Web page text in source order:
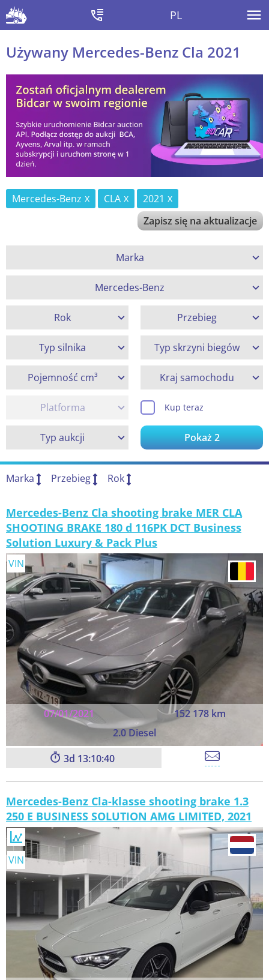
PL
Używany Mercedes-Benz Cla 2021
Mercedes-Benz CLA
2021
Zapisz się na aktualizacje
Marka
Mercedes-Benz
Rok Przebieg
Typ silnika Typ skrzyni biegów
Pojemność cm³ Kraj samochodu
Platforma Kup teraz
Typ aukcji Pokaż2
Marka Przebieg Rok
Mercedes-Benz Cla shooting brake MER CLA
SHOOTING BRAKE 180 d 116PK DCT Business
Solution Luxury & Pack Plus
07/01/2021
152 178 km
2.0 Diesel
VIN
3 13:10:39
Mercedes-Benz Cla-klasse shooting brake 1.3
250 E BUSINESS SOLUTION AMG LIMITED, 2021
VIN